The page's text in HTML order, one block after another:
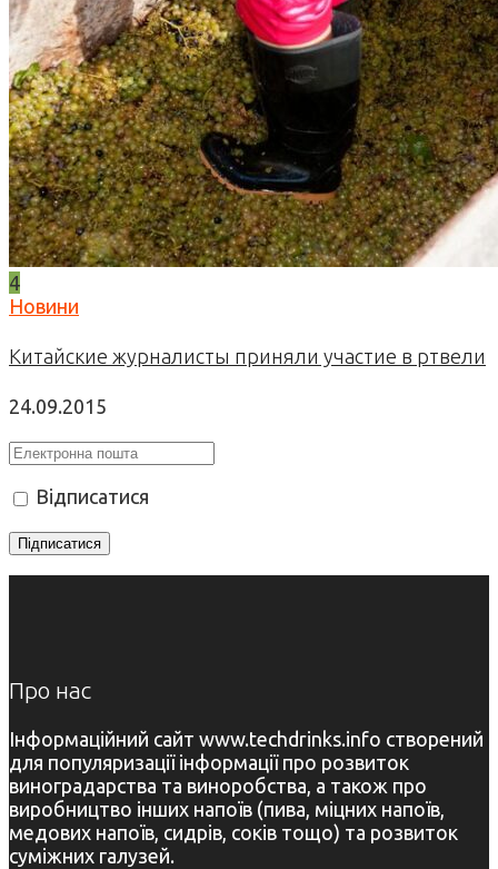
4
Новини
Китайские журналисты приняли участие в ртвели
24.09.2015
Відписатися
Про нас
Інформаційний сайт www.techdrinks.info створений
для популяризації інформації про розвиток
виноградарства та виноробства, а також про
виробництво інших напоїв (пива, міцних напоїв,
медових напоїв, сидрів, соків тощо) та розвиток
суміжних галузей.